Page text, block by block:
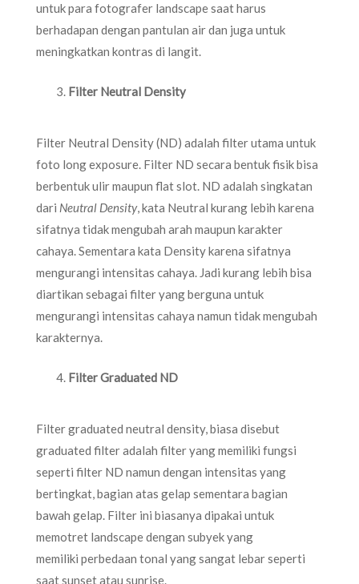
untuk para fotografer landscape saat harus
berhadapan dengan pantulan air dan juga untuk
meningkatkan kontras di langit.
Filter Neutral Density
Filter Neutral Density (ND) adalah filter utama untuk
foto long exposure. Filter ND secara bentuk fisik bisa
berbentuk ulir maupun flat slot. ND adalah singkatan
dari Neutral Density, kata Neutral kurang lebih karena
sifatnya tidak mengubah arah maupun karakter
cahaya. Sementara kata Density karena sifatnya
mengurangi intensitas cahaya. Jadi kurang lebih bisa
diartikan sebagai filter yang berguna untuk
mengurangi intensitas cahaya namun tidak mengubah
karakternya.
Filter Graduated ND
Filter graduated neutral density, biasa disebut
graduated filter adalah filter yang memiliki fungsi
seperti filter ND namun dengan intensitas yang
bertingkat, bagian atas gelap sementara bagian
bawah gelap. Filter ini biasanya dipakai untuk
memotret landscape dengan subyek yang
memiliki perbedaan tonal yang sangat lebar seperti
saat sunset atau sunrise.